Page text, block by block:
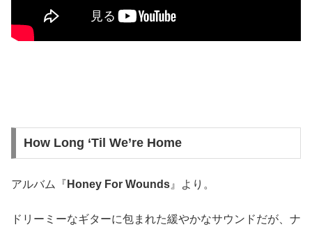
How Long ‘Til We’re Home
アルバム『 Honey For Wounds 』より。
ドリーミーなギターに包まれた緩やかなサウンドだが、ナ